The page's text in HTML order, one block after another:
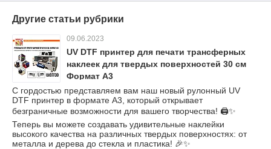
Другие статьи рубрики
09.06.2023
UV DTF принтер для печати трансферных
наклеек для твердых поверхностей 30 см
Формат А3
С гордостью представляем вам наш новый рулонный UV
DTF принтер в формате А3, который открывает
безграничные возможности для вашего творчества! 🖨️✨
Теперь вы можете создавать удивительные наклейки
высокого качества на различных твердых поверхностях: от
металла и дерева до стекла и пластика! 🎉✨